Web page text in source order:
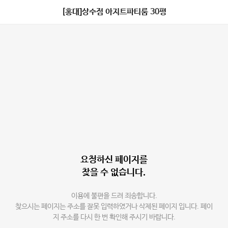
[홍대]상수점 아지트파티룸 30평
요청하신 페이지를
찾을 수 없습니다.
이용에 불편을 드려 죄송합니다.
찾으시는 페이지는 주소를 잘못 입력하였거나 삭제된 페이지 입니다. 페이
지 주소를 다시 한 번 확인해 주시기 바랍니다.